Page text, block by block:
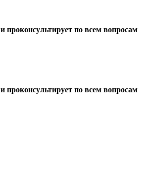
и проконсультирует по всем вопросам
и проконсультирует по всем вопросам